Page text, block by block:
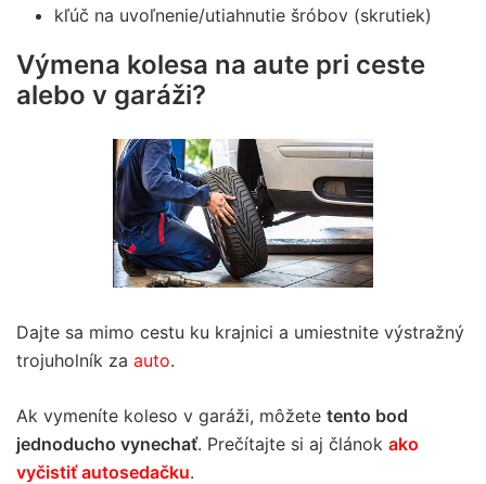
kľúč na uvoľnenie/utiahnutie šróbov (skrutiek)
Výmena kolesa na aute pri ceste
alebo v garáži?
Dajte sa mimo cestu ku krajnici a umiestnite výstražný
trojuholník za auto.
Ak vymeníte koleso v garáži, môžete tento bod
jednoducho vynechať. Prečítajte si aj článok ako
vyčistiť autosedačku.